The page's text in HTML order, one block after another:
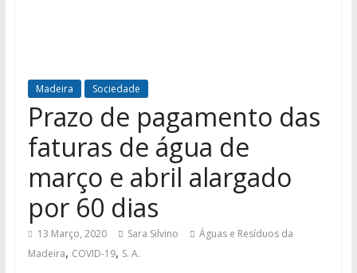
Madeira Sociedade
Prazo de pagamento das
faturas de água de
março e abril alargado
por 60 dias
13 Março, 2020 Sara Silvino
Águas e Resíduos da
Madeira, COVID-19, S. A.